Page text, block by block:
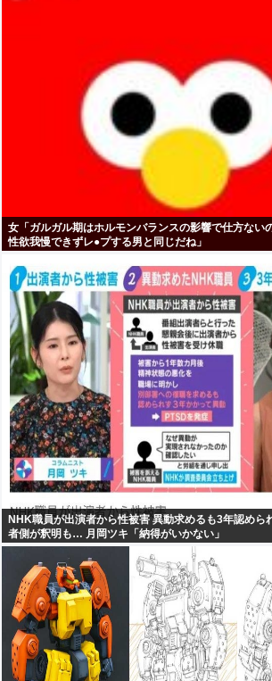
女「ガルガル期はホルモンバランスの影響で仕方ない
性欲我慢できずレ●プする男と同じだね」
NHK職員が出演者から性被害 異動求めるも3年認めら
者側が釈明も… 月岡ツキ「納得がいかない」